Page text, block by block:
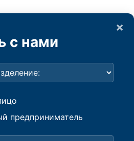
×
с нами
предприниматель